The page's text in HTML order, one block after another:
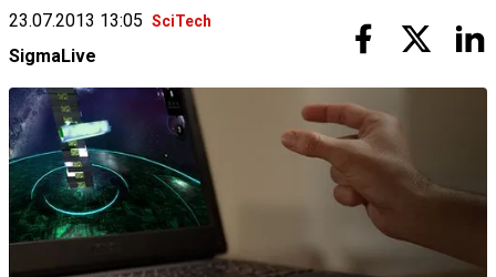
23.07.2013 13:05 SciTech
SigmaLive